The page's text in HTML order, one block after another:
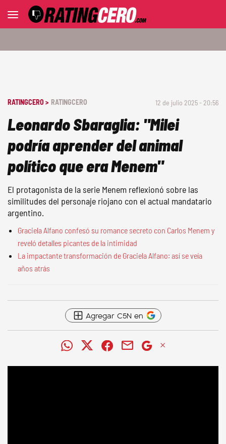
RATINGCERO > RATINGCERO 12 de julio 2025 - 20:56
Leonardo Sbaraglia: "Milei
podría aprender del animal
político que era Menem"
El protagonista de la serie Menem reflexionó sobre las
similitudes del personaje riojano con el actual mandatario
argentino.
Graciela Alfano confesó su romance secreto con Carlos Menem y
reveló detalles picantes de la intimidad
La impactante transformación de Graciela Alfano: así se veía
años atrás
Agregar C5N en